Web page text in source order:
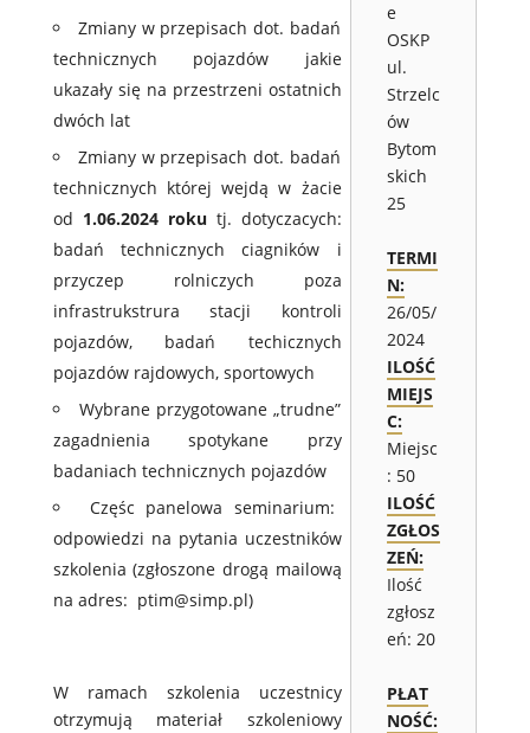
Zmiany w przepisach dot. badań
technicznych pojazdów jakie
ukazały się na przestrzeni ostatnich
dwóch lat
Zmiany w przepisach dot. badań
technicznych której wejdą w żacie
od 1.06.2024 rokutj. dotyczacych:
badań technicznych ciagników i
przyczep rolniczych poza
infrastrukstrura stacji kontroli
pojazdów, badań techicznych
pojazdów rajdowych, sportowych
Wybrane przygotowane „trudne”
zagadnienia spotykane przy
badaniach technicznych pojazdów
Częśc panelowa seminarium:
odpowiedzi na pytania uczestników
szkolenia (zgłoszone drogą mailową
na adres: ptim@simp.pl)
W ramach szkolenia uczestnicy
otrzymują materiał szkoleniowy
e
OSKP
ul.
Strzelc
ów
Bytom
skich
25
TERMI
N:
26/05/
2024
ILOŚĆ
MIEJS
C:
Miejsc
: 50
ILOŚĆ
ZGŁOS
ZEŃ:
Ilość
zgłosz
eń: 20
PŁAT
NOŚĆ: